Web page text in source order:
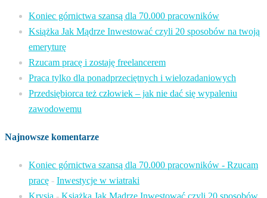
Koniec górnictwa szansą dla 70.000 pracowników
Książka Jak Mądrze Inwestować czyli 20 sposobów na twoją
emeryturę
Rzucam pracę i zostaję freelancerem
Praca tylko dla ponadprzeciętnych i wielozadaniowych
Przedsiębiorca też człowiek – jak nie dać się wypaleniu
zawodowemu
Najnowsze komentarze
Koniec górnictwa szansą dla 70.000 pracowników - Rzucam
pracę - Inwestycje w wiatraki